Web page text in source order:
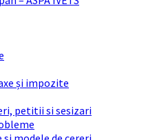
și impozite
petitii si sesizari